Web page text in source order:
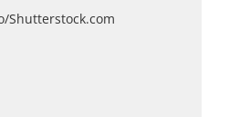
Shutterstock.com